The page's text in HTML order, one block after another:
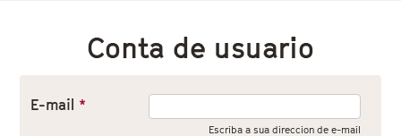
Conta de usuario
E-mail *
Escriba a sua direccion de e-mail